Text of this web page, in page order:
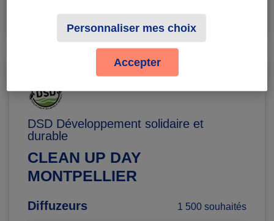
DSD Développement solidaire et
durable
CLEAN UP DAY
MONTPELLIER
Diffuzeurs 1 500 souhaités
Personnaliser mes choix
Accepter